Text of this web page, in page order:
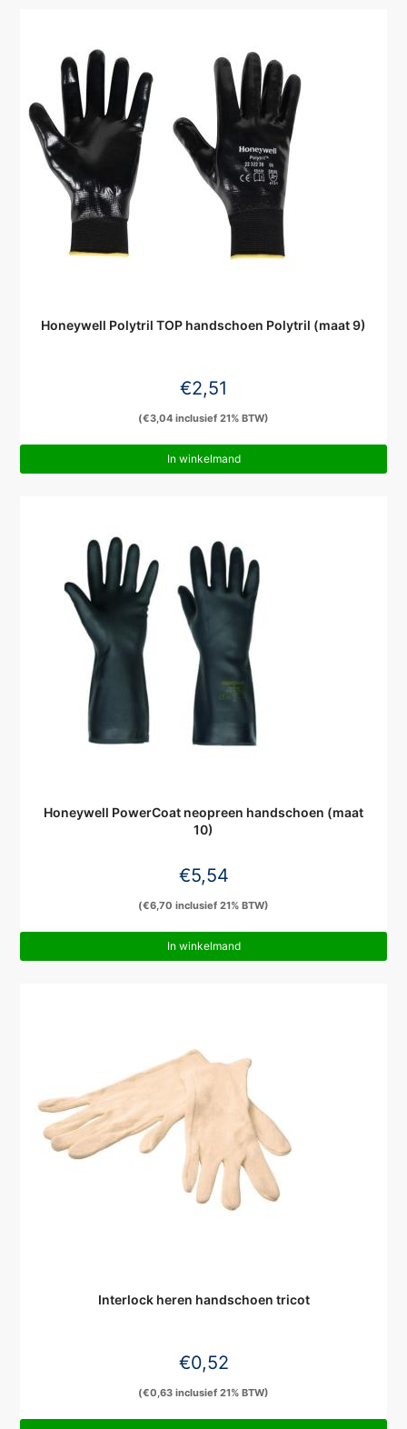
Honeywell Polytril TOP handschoen Polytril (maat 9)
€2,51
(€3,04 inclusief 21% BTW)
In winkelmand
Honeywell PowerCoat neopreen handschoen (maat
10)
€5,54
(€6,70 inclusief 21% BTW)
In winkelmand
Interlock heren handschoen tricot
€0,52
(€0,63 inclusief 21% BTW)